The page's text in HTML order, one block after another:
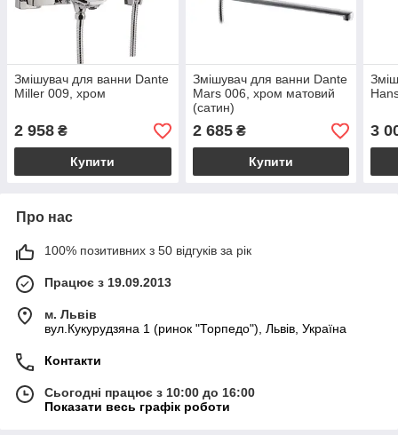
Змішувач для ванни Dante
Miller 009, хром
2 958 ₴
Купити
Змішувач для ванни Dante
Mars 006, хром матовий
(сатин)
2 685₴
Купити
3
Про нас
100% позитивних з 50 відгуків за рік
Працює з 19.09.2013
м. Львів
вул.Кукурудзяна 1 (ринок "Торпедо"), Львів, Україна
Контакти
Сьогодні працює з 10:00 до 16:00
Показати весь графік роботи